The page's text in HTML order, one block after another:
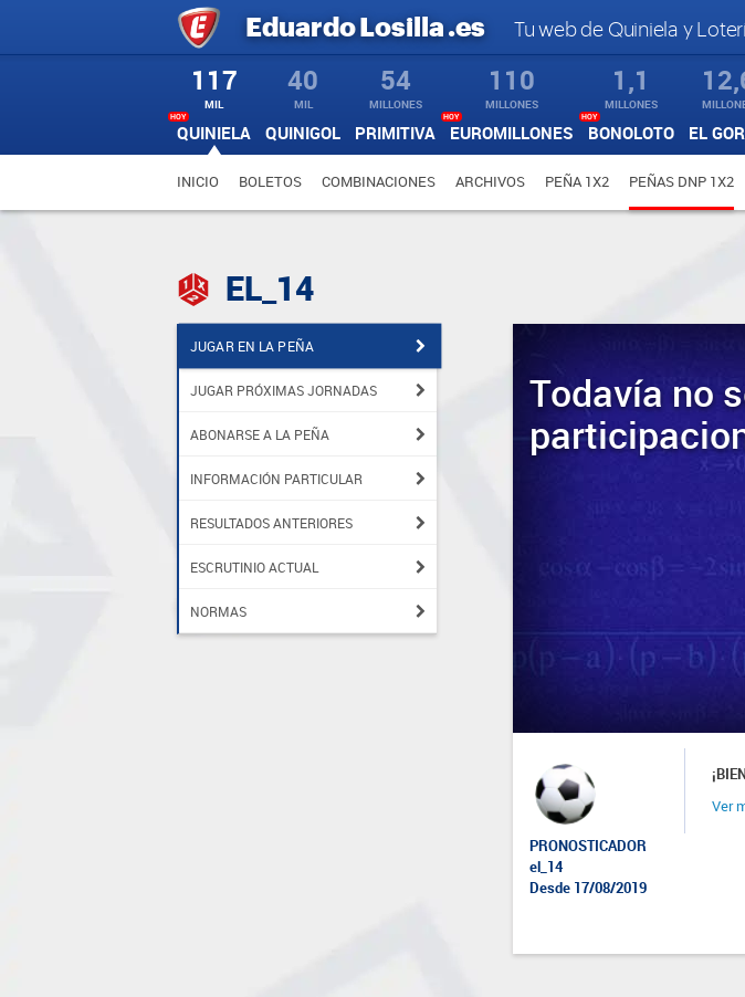
EduardoLosilla.es Tu web de Quiniela y
117
MIL
QUINIELA
HOY
40
MIL
QUINIGOL
54
MILLONES
PRIMITIVA
110
MILLONES
EUROMILLONES
HOY
1,1
MILLONES
BONOLOTO
HOY
EL
INICIO BOLETOS COMBINACIONES ARCHIVOS PEÑA 1X2 PEÑAS DNP 1X2
EL_14
JUGAR EN LA PEÑA
JUGAR PRÓXIMAS JORNADAS
ABONARSE A LA PEÑA
INFORMACIÓN PARTICULAR
RESULTADOS ANTERIORES
ESCRUTINIO ACTUAL
NORMAS
Todavía no
PRONOSTICADOR
el_14
Desde 17/08/2019
Ver